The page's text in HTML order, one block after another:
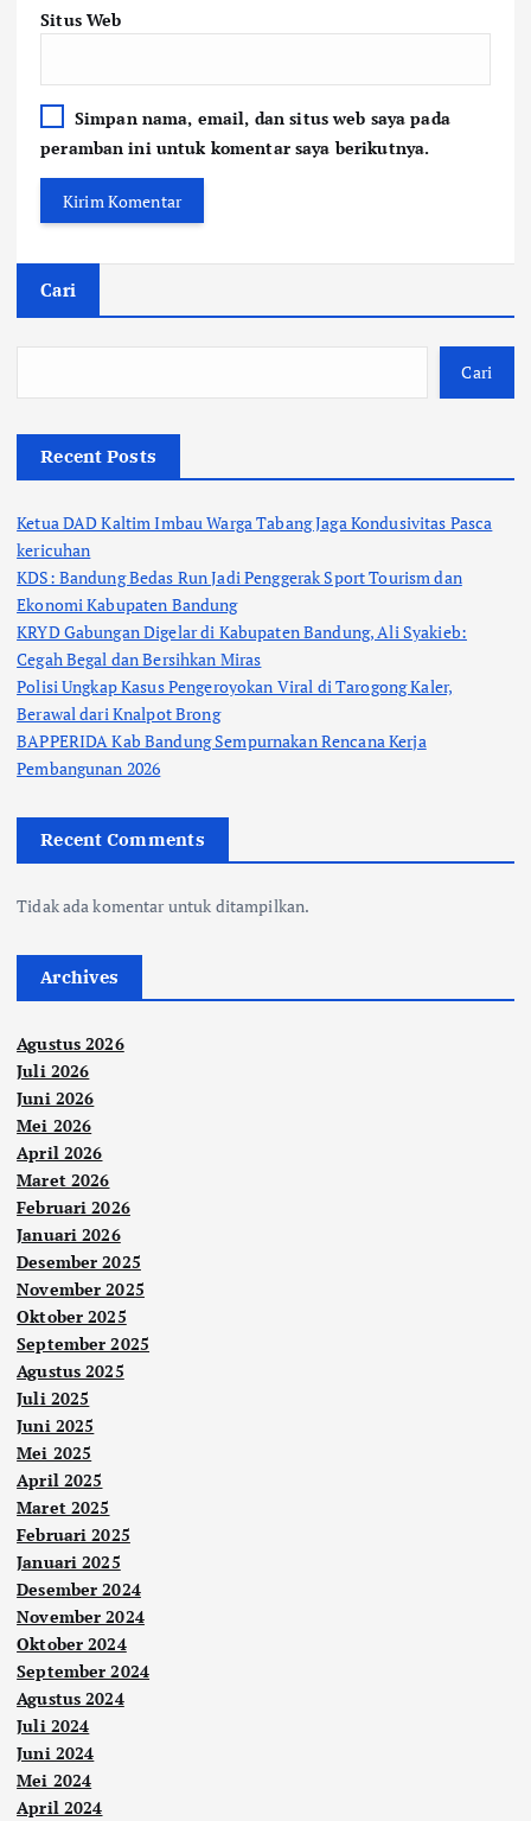
Situs Web
Simpan nama, email, dan situs web saya pada
peramban ini untuk komentar saya berikutnya.
Cari
Cari
Recent Posts
Ketua DAD Kaltim Imbau Warga Tabang Jaga Kondusivitas Pasca
kericuhan
KDS: Bandung Bedas Run Jadi Penggerak Sport Tourism dan
Ekonomi Kabupaten Bandung
KRYD Gabungan Digelar di Kabupaten Bandung, Ali Syakieb:
Cegah Begal dan Bersihkan Miras
Polisi Ungkap Kasus Pengeroyokan Viral di Tarogong Kaler,
Berawal dari Knalpot Brong
BAPPERIDA Kab Bandung Sempurnakan Rencana Kerja
Pembangunan 2026
Recent Comments
Tidak ada komentar untuk ditampilkan.
Archives
Agustus 2026
Juli 2026
Juni 2026
Mei 2026
April 2026
Maret 2026
Februari 2026
Januari 2026
Desember 2025
November 2025
Oktober 2025
September 2025
Agustus 2025
Juli 2025
Juni 2025
Mei 2025
April 2025
Maret 2025
Februari 2025
Januari 2025
Desember 2024
November 2024
Oktober 2024
September 2024
Agustus 2024
Juli 2024
Juni 2024
Mei 2024
April 2024